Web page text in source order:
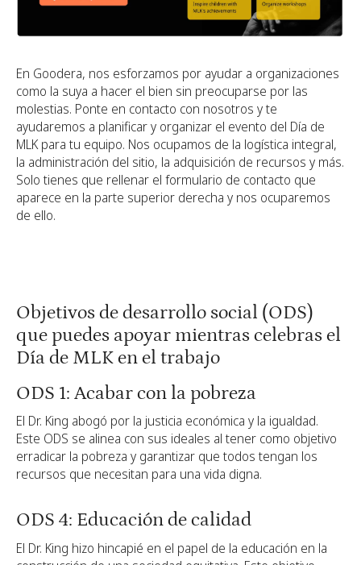
En Goodera, nos esforzamos por ayudar a organizaciones
como la suya a hacer el bien sin preocuparse por las
molestias. Ponte en contacto con nosotros y te
ayudaremos a planificar y organizar el evento del Día de
MLK para tu equipo. Nos ocupamos de la logística integral,
la administración del sitio, la adquisición de recursos y más.
Solo tienes que rellenar el formulario de contacto que
aparece en la parte superior derecha y nos ocuparemos
de ello.
Objetivos de desarrollo social (ODS)
que puedes apoyar mientras celebras el
Día de MLK en el trabajo
ODS 1: Acabar con la pobreza
El Dr. King abogó por la justicia económica y la igualdad.
Este ODS se alinea con sus ideales al tener como objetivo
erradicar la pobreza y garantizar que todos tengan los
recursos que necesitan para una vida digna.
ODS 4: Educación de calidad
El Dr. King hizo hincapié en el papel de la educación en la